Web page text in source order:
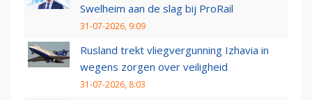
Swelheim aan de slag bij ProRail
31-07-2026, 9:09
Rusland trekt vliegvergunning Izhavia in
wegens zorgen over veiligheid
31-07-2026, 8:03